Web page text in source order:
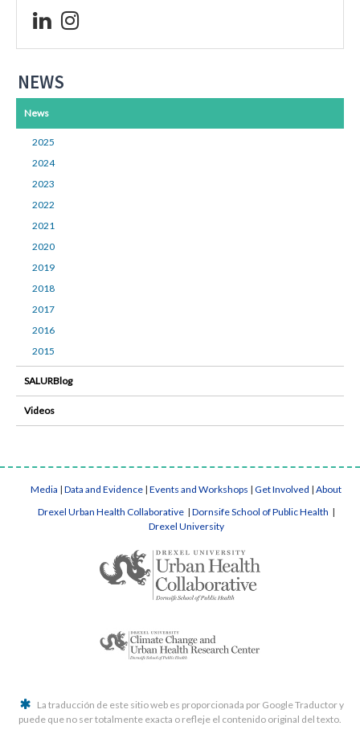
NEWS
News
2025
2024
2023
2022
2021
2020
2019
2018
2017
2016
2015
SALURBlog
Videos
Media | Data and Evidence | Events and Workshops | Get Involved | About
Drexel Urban Health Collaborative | Dornsife School of Public Health |
Drexel University
La traducción de este sitio web es proporcionada por Google Traductor y
puede que no ser totalmente exacta o refleje el contenido original del texto.